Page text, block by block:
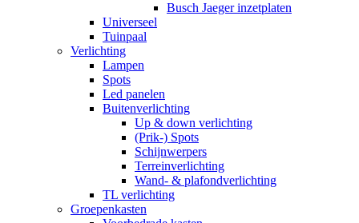
Busch Jaeger inzetplaten
Universeel
Tuinpaal
Verlichting
Lampen
Spots
Led panelen
Buitenverlichting
Up & down verlichting
(Prik-) Spots
Schijnwerpers
Terreinverlichting
Wand- & plafondverlichting
TL verlichting
Groepenkasten